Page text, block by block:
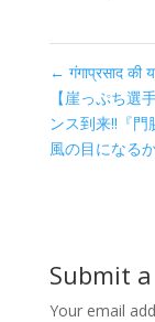
← गंगाप्रसाद
【崖っぷち選
ンス到来‼︎『
風の目になる
Submit
Your email